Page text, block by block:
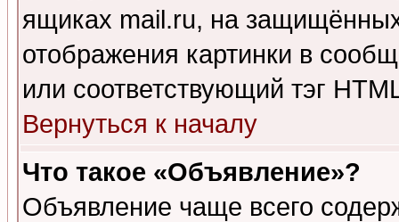
ящиках mail.ru, на
отображения картинки в
или соответствующий тэг
Вернуться к началу
Что такое «Объявление»?
Объявление чаще всего